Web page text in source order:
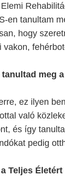
en tanultam
hogy
vakon,
meg
ez ilyen
való
és így
pedig
Teljes